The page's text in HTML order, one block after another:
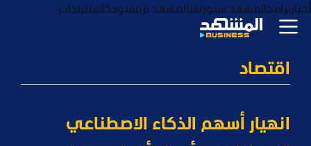
أخباربرامجالمشهد سبورتسالمشهد بزنسبودكاستترندات
اقتصاد
انهيار أسهم الذكاء الاصطناعي